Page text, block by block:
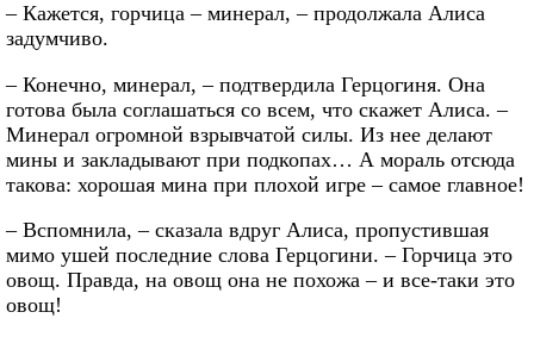
– Кажется, горчица – минерал, – продолжала Алиса
задумчиво.
– Конечно, минерал, – подтвердила Герцогиня. Она
готова была соглашаться со всем, что скажет Алиса. –
Минерал огромной взрывчатой силы. Из нее делают
мины и закладывают при подкопах… А мораль отсюда
такова: хорошая мина при плохой игре – самое главное!
– Вспомнила, – сказала вдруг Алиса, пропустившая
мимо ушей последние слова Герцогини. – Горчица это
овощ. Правда, на овощ она не похожа – и все-таки это
овощ!